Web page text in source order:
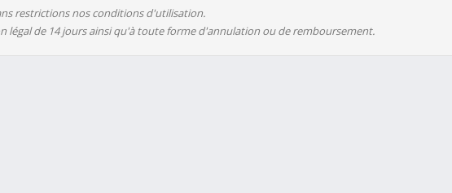
restrictions nos conditions d'utilisation.
légal de 14 jours ainsi qu'à toute forme d'annulation ou de remboursement.